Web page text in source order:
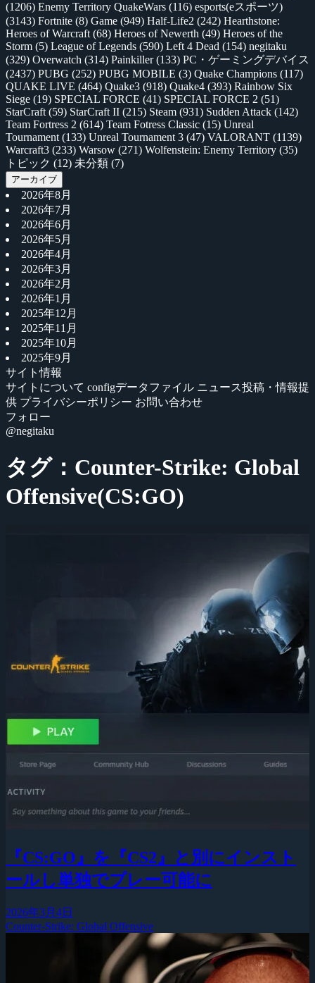
(1206) Enemy Territory QuakeWars (116) esports(eスポーツ)
(3143) Fortnite (8) Game (949) Half-Life2 (242) Hearthstone:
Heroes of Warcraft (68) Heroes of Newerth (49) Heroes of the
Storm (5) League of Legends (590) Left 4 Dead (154) negitaku
(329) Overwatch (314) Painkiller(133) PC・ゲーミングデバイス
(2437) PUBG (252) PUBG MOBILE (3) Quake Champions (117)
QUAKE LIVE (464) Quake3 (918) Quake4 (393) Rainbow Six
Siege (19) SPECIAL FORCE (41) SPECIAL FORCE 2 (51)
StarCraft (59) StarCraft II (215) Steam (931) Sudden Attack (142)
Team Fortress 2 (614) Team Fotress Classic (15) Unreal
Tournament (133) Unreal Tournament 3 (47) VALORANT (1139)
Warcraft3 (233) Warsow (271) Wolfenstein: Enemy Territory (35)
トピック (12) 未分類 (7)
アーカイブ
2026年8月
2026年7月
2026年6月
2026年5月
2026年4月
2026年3月
2026年2月
2026年1月
2025年12月
2025年11月
2025年10月
2025年9月
サイト情報
サイトについて configデータファイル ニュース投稿・情報提
供 プライバシーポリシー お問い合わせ
フォロー
@negitaku
タグ：Counter-Strike: Global
Offensive(CS:GO)
『CS:GO』を『CS2』と別にインスト
ールし単独でプレー可能に
2026年3月4日
Counter-Strike: Global Offensive